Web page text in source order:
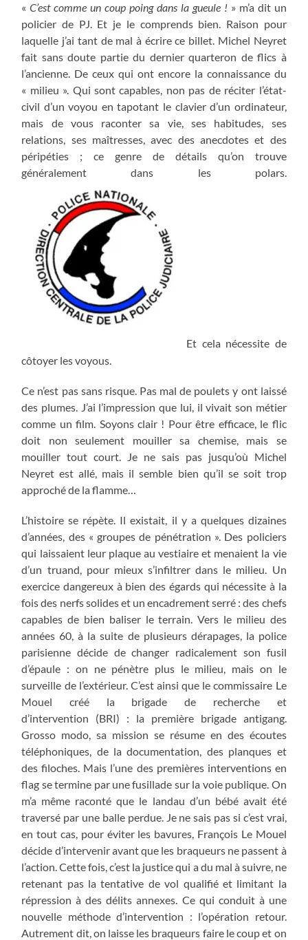
«C’est comme un coup poing dans la gueule ! » m’a dit un
policier de PJ. Et je le comprends bien. Raison pour
laquelle j’ai tant de mal à écrire ce billet. Michel Neyret
fait sans doute partie du dernier quarteron de flics à
l’ancienne. De ceux qui ont encore la connaissance du
« milieu ». Qui sont capables, non pas de réciter l’état-
civil d’un voyou en tapotant le clavier d’un ordinateur,
mais de vous raconter sa vie, ses habitudes, ses
relations, ses maîtresses, avec des anecdotes et des
péripéties ; ce genre de détails qu’on trouve
généralement dans les polars.
Et cela nécessite de
côtoyer les voyous.
Ce n’est pas sans risque. Pas mal de poulets y ont laissé
des plumes. J’ai l’impression que lui, il vivait son métier
comme un film. Soyons clair ! Pour être efficace, le flic
doit non seulement mouiller sa chemise, mais se
mouiller tout court. Je ne sais pas jusqu’où Michel
Neyret est allé, mais il semble bien qu’il se soit trop
approché de la flamme…
L’histoire se répète. Il existait, il y a quelques dizaines
d’années, des « groupes de pénétration ». Des policiers
qui laissaient leur plaque au vestiaire et menaient la vie
d’un truand, pour mieux s’infiltrer dans le milieu. Un
exercice dangereux à bien des égards qui nécessite à la
fois des nerfs solides et un encadrement serré : des chefs
capables de bien baliser le terrain. Vers le milieu des
années 60, à la suite de plusieurs dérapages, la police
parisienne décide de changer radicalement son fusil
d’épaule : on ne pénètre plus le milieu, mais on le
surveille de l’extérieur. C’est ainsi que le commissaire Le
Mouel créé la brigade de recherche et
d’intervention (BRI) : la première brigade antigang.
Grosso modo, sa mission se résume en des écoutes
téléphoniques, de la documentation, des planques et
des filoches. Mais l’une des premières interventions en
flag se termine par une fusillade sur la voie publique. On
m’a même raconté que le landau d’un bébé avait été
traversé par une balle perdue. Je ne sais pas si c’est vrai,
en tout cas, pour éviter les bavures, François Le Mouel
décide d’intervenir avant que les braqueurs ne passent à
l’action. Cette fois, c’est la justice qui a du mal à suivre, ne
retenant pas la tentative de vol qualifié et limitant la
répression à des délits annexes. Ce qui conduit à une
nouvelle méthode d’intervention : l’opération retour.
Autrement dit, on laisse les braqueurs faire le coup et on